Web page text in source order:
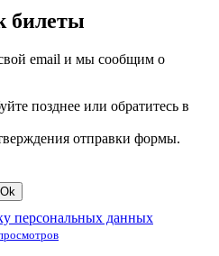
билеты
email и мы сообщим о
позднее или обратитесь в
отправки формы.
Ok
персональных данных